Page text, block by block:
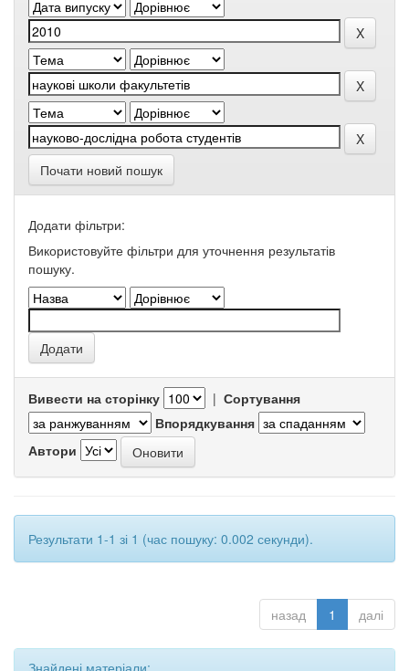
Почати новий пошук
Додати фільтри:
Використовуйте фільтри для уточнення результатів
пошуку.
Вивести на сторінку | Сортування
Впорядкування
Автори
Результати 1-1 зі 1 (час пошуку: 0.002 секунди).
назад 1 далі
Знайдені матеріали: